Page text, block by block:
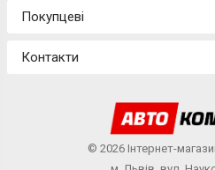
Покупцеві
Контакти
© 2026 Інтернет-